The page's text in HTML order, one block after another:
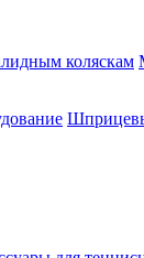
коляскам